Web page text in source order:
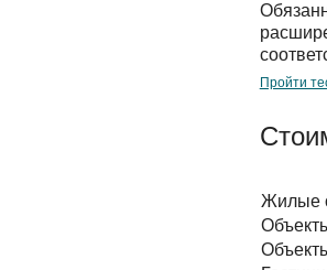
Пройти
Жилые